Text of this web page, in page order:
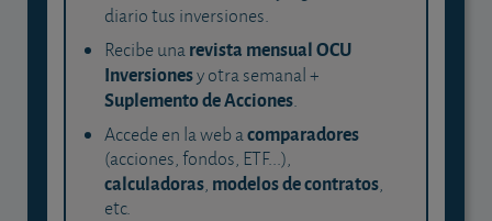
diario tus inversiones.
Recibe unarevista mensual OCU
Inversionesy otra semanal +
Suplemento de Acciones.
Accede en la web acomparadores
(acciones, fondos, ETF...),
calculadoras, modelos de contratos,
etc.